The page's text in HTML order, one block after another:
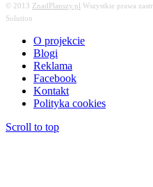
© 2013 ZnadPlanszy.pl Wszystkie prawa
Solution
O projekcie
Blogi
Reklama
Facebook
Kontakt
Polityka cookies
Scroll to top